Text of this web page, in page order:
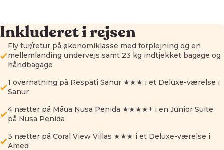
Inkluderet i rejsen
Fly tur/retur på økonomiklasse med forplejning og en
mellemlanding undervejs samt 23 kg indtjekket bagage og
håndbagage
1 overnatning på Respati Sanur ★★★ i et Deluxe-værelse i
Sanur
4 nætter på Māua Nusa Penida ★★★★+ i en Junior Suite
på Nusa Penida
3 nætter på Coral View Villas ★★★ i et Deluxe-værelse i
Amed